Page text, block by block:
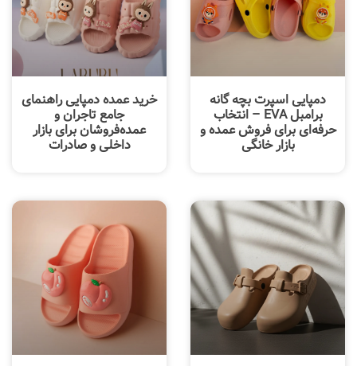
دمپایی اسپرت بچه گانه
برامبل EVA – انتخاب
حرفه‌ای برای فروش عمده و
بازار خانگی
خرید عمده دمپایی راهنمای
جامع تاجران و
عمده‌فروشان برای بازار
داخلی و صادرات